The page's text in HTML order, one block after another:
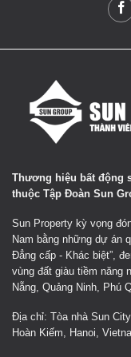
Thương hiệu bất động
thuộc Tập Đoàn Sun
Sun Property kỳ vọng
Nam bằng những dự án
Đẳng cấp - Khác biệt”,
vùng đất giàu tiềm
Nẵng, Quảng Ninh, Phú
Địa chỉ: Tòa nhà Sun
Hoàn Kiếm, Hanoi,